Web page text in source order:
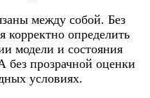
между собой. Без
корректно определить
модели и состояния
без прозрачной оценки
условиях.